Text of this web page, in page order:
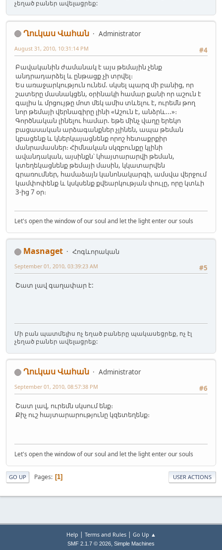
չեղած բաներ ավելացրեք:
Ղուկաս Վահան
Administrator
#4
August 31, 2010, 10:31:14 PM
Բավականին ժամանակ է այս թեմային չենք
անդրադարձել և ընթացք չի տրվել։
Ես առաջարկություն ունեմ. սկսել պարզ մի բանից, որ
շատերը մասնակցեն, օրինակի համար քանի որ աշուն է
գալիս և մրցույթը մոտ մեկ ամիս տևելու է, ուրեմն թող
նոր թեմայի վերնագիրը լինի «Աշուն է, անձրև...»։
Գործնական լինելու համար. եթե մինչ վաղը երեկո
բացասական արձագանքներ չլինեն, ապա թեման
կբացենք և կներկայացնենք որոշ հետաքրքիր
մանրամասներ։ Հիմնական սկզբունքը կլինի
ավանդական, այսինքն՝ կհայտարարվի թեման,
կտեղեկացնենք թեմայի մասին, կկատարվեն
գրառումներ, համաձայն կանոնակարգի, ամսվա վերջում
կամփոփենք և կսկսենք քվեարկության փուլը, որը կտևի
3-ից 7 օր։
Let's open the window of our soul and let the light enter our souls
Masnaget
Հոգևորական
#5
September 01, 2010, 03:39:23 AM
Շատ լավ գաղափար է:
Մի բան պատմելիս ոչ եղած բաները պակասեցրեք, ոչ էլ
չեղած բաներ ավելացրեք:
Ղուկաս Վահան
Administrator
#6
September 01, 2010, 08:57:38 PM
Շատ լավ, ուրեմն սկսում ենք։
Քիչ ուշ հայտարարությունը կզետեղենք։
Let's open the window of our soul and let the light enter our souls
GO UP Pages 1 USER ACTIONS
Help | Terms and Rules| Go Up ▲
SMF 2.1.7 © 2026, Simple Machines